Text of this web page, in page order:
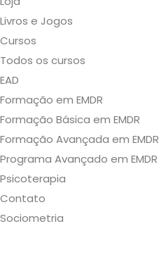
Livros e Jogos
Cursos
Todos os cursos
EAD
Formação em EMDR
Formação Básica em EMDR
Formação Avançada em EMDR
Programa Avançado em EMDR
Psicoterapia
Contato
Sociometria